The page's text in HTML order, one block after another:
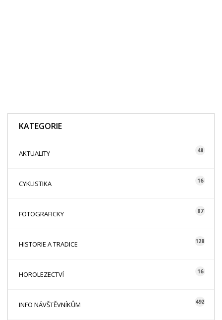
KATEGORIE
AKTUALITY 48
CYKLISTIKA 16
FOTOGRAFICKY 87
HISTORIE A TRADICE 128
HOROLEZECTVÍ 16
INFO NÁVŠTĚVNÍKŮM 492